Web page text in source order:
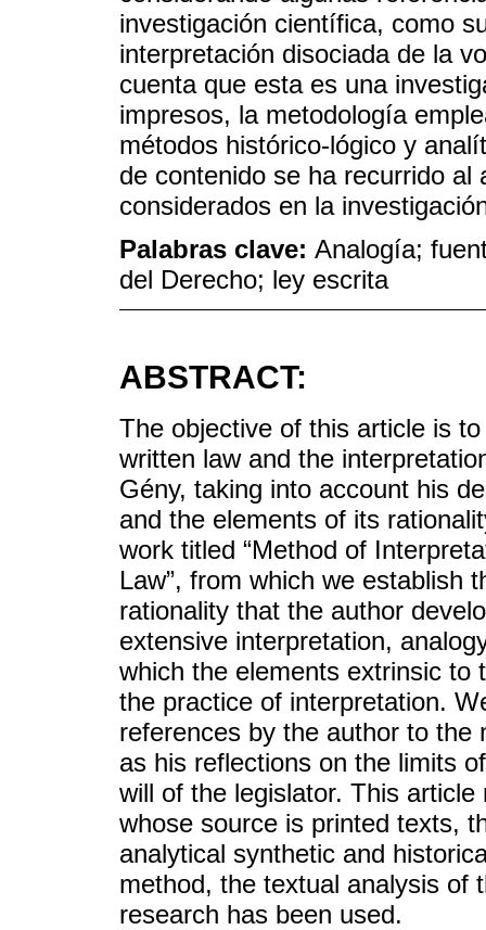
investigación científica, como
interpretación disociada de la
cuenta que esta es una
impresos, la metodología
métodos histórico-lógico y
de contenido se ha recurrido
considerados en la
Palabras clave: Analogía;
del Derecho; ley escrita
ABSTRACT:
The objective of this article is
written law and the
Gény, taking into account his
and the elements of its
work titled “Method of
Law”, from which we establish
rationality that the author
extensive interpretation,
which the elements extrinsic to
the practice of interpretation.
references by the author to
as his reflections on the limits
will of the legislator. This
whose source is printed texts,
analytical synthetic and
method, the textual analysis of
research has been used.